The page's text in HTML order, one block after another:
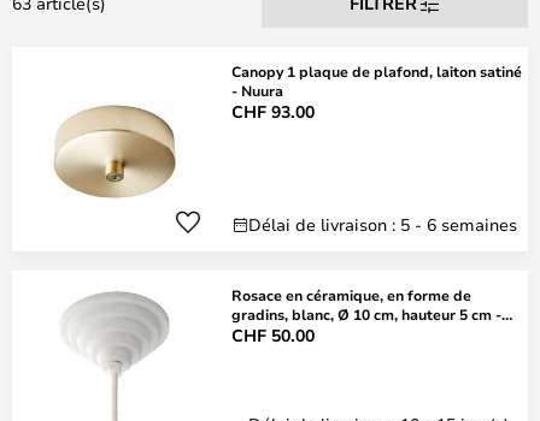
Canopy 1 plaque de plafond, laiton satiné
- Nuura
CHF 93.00
Délai de livraison : 5 - 6 semaines
Rosace en céramique, en forme de
gradins, blanc, Ø 10 cm, hauteur 5 cm -
Moebe
CHF 50.00